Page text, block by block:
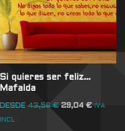
Si quieres ser feliz…
Mafalda
DESDE 43,56€ 29,04€ IVA
INCL